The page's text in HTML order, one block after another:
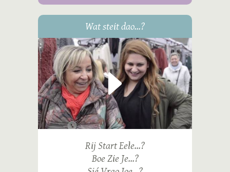
Wat steit dao...?
Rij Start Eele...?
Boe Zie Je...?